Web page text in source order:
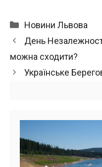
Категорії
Новини Львова
День
можна сходити?
Українське